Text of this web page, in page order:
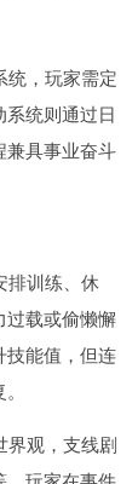
统，玩家需定
系统则通过日
兼具事业奋斗
排训练、休
过载或偷懒懈
技能值，但连
界观，支线剧